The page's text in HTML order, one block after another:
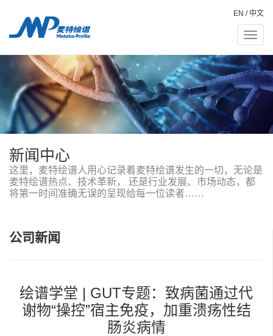
Toggle
EN / 中文
新闻中心
这里，麦特绘谱人用心记录着麦特绘谱发生的一切，无论是
麦特绘谱热点、技术革新， 还是行业发展、市场动态，都
将第一时间准确无误的呈现给每一位读者……
公司新闻
绘谱学堂 | GUT专题：致病菌通过代
谢物“操控”宿主免疫，加重溃疡性结
肠炎病情